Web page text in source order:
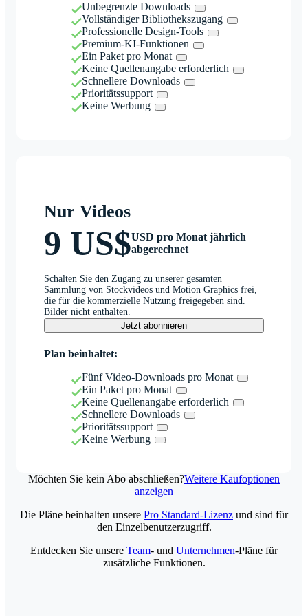
Unbegrenzte Downloads
Vollständiger Bibliothekszugang
Professionelle Design-Tools
Premium-KI-Funktionen
Ein Paket pro Monat
Keine Quellenangabe erforderlich
Schnellere Downloads
Prioritätssupport
Keine Werbung
Nur Videos
9 US$USD pro Monat jährlich
abgerechnet
Schalten Sie den Zugang zu unserer gesamten
Sammlung von Stockvideos und Motion Graphics frei,
die für die kommerzielle Nutzung freigegeben sind.
Bilder nicht enthalten.
Jetzt abonnieren
Plan beinhaltet:
Fünf Video-Downloads pro Monat
Ein Paket pro Monat
Keine Quellenangabe erforderlich
Schnellere Downloads
Prioritätssupport
Keine Werbung
Möchten Sie kein Abo abschließen?Weitere Kaufoptionen
anzeigen
Die Pläne beinhalten unsere Pro Standard-Lizenz und sind für
den Einzelbenutzerzugriff.
Entdecken Sie unsere Team- und Unternehmen-Pläne für
zusätzliche Funktionen.